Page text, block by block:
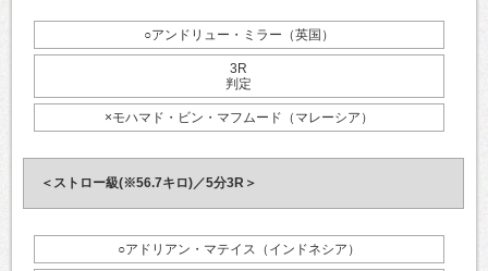
○アンドリュー・ミラー（英国）
3R
判定
×モハマド・ビン・マフムード（マレーシア）
＜ストロー級(※56.7キロ)／5分3R＞
○アドリアン・マテイス（インドネシア）